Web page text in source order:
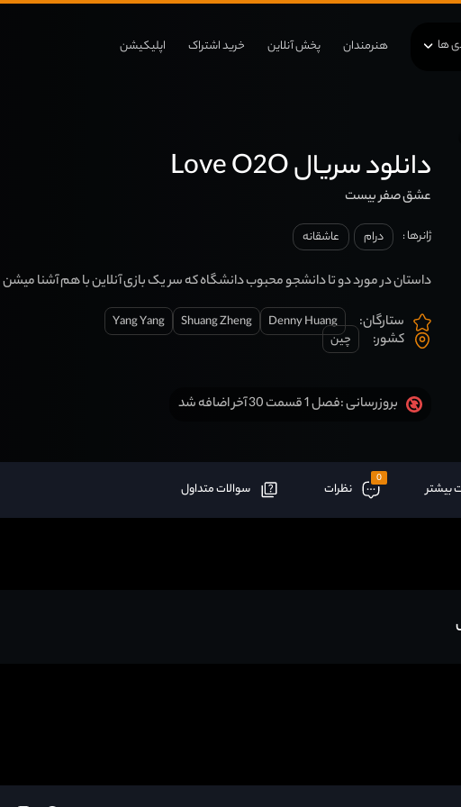
ها هنرمندان پخش آنلاین خرید اشتراک اپلیکیشن
دانلود سریال Love O2O
عشق صفر بیست
ژانرها : درام عاشقانه
داستان در مورد دو تا دانشجو محبوب دانشگاه که سر یک بازی آنلاین با هم آشنا میشن
ستارگان:
Denny Huang
Shuang Zheng
Yang Yang
کشور: چين
بروزرسانی :فصل 1 قسمت 30 آخر اضافه شد
بیشتر
0
نظرات سوالات متداول